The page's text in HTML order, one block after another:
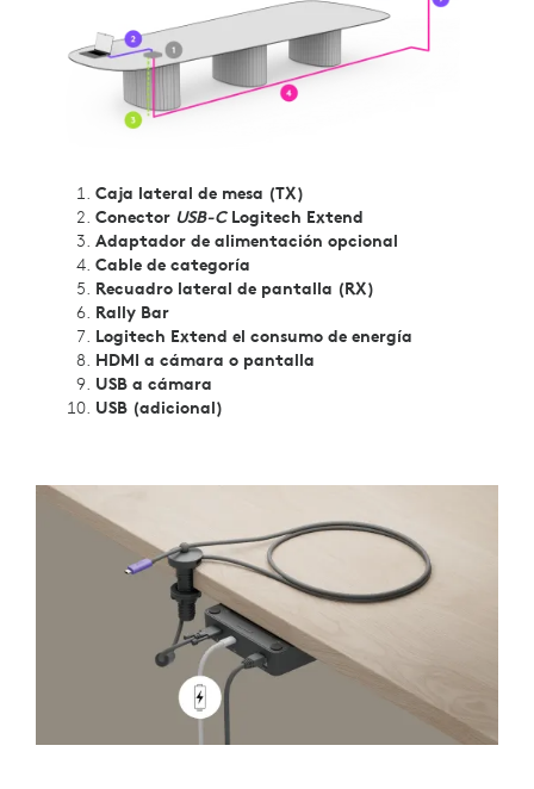
Caja lateral de mesa (TX)
Conector USB-CLogitech Extend
Adaptador de alimentación opcional
Cable de categoría
Recuadro lateral de pantalla (RX)
Rally Bar
Logitech Extend el consumo de energía
HDMI a cámara o pantalla
USB a cámara
USB (adicional)